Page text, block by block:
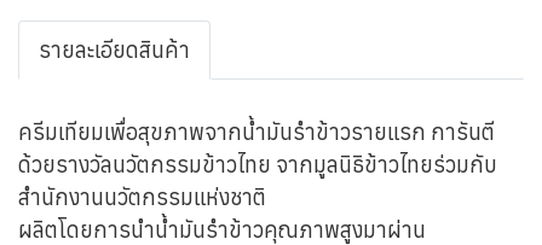
รายละเอียดสินค้า
ครีมเทียมเพื่อสุขภาพจากน้ำมันรำข้าวรายแรก การันตี
ด้วยรางวัลนวัตกรรมข้าวไทย จากมูลนิธิข้าวไทยร่วมกับ
สำนักงานนวัตกรรมแห่งชาติ
ผลิตโดยการนำน้ำมันรำข้าวคุณภาพสูงมาผ่าน